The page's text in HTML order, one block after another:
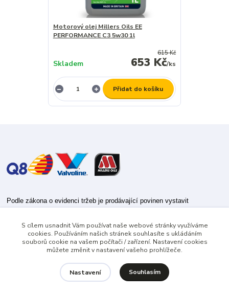
Motorový olej Millers Oils EE
PERFORMANCE C3 5w30 1l
615 Kč
653 Kč/ks
Skladem
Přidat do košíku
Podle zákona o evidenci tržeb je prodávající povinen vystavit
Zároveň je povinen zaevidovat přijatou tržbu u správce daně online; v
případě technického výpadku pak nejpozději do 48 hodin.
S cílem usnadnit Vám používat naše webové stránky využíváme
cookies. Používáním našich stránek souhlasíte s ukládáním
souborů cookie na vašem počítači / zařízení. Nastavení cookies
můžete změnit v nastavení vašeho prohlížeče.
Nastavení Souhlasím